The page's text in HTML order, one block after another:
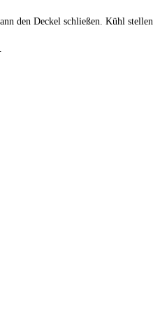
den Deckel schließen. Kühl stellen.